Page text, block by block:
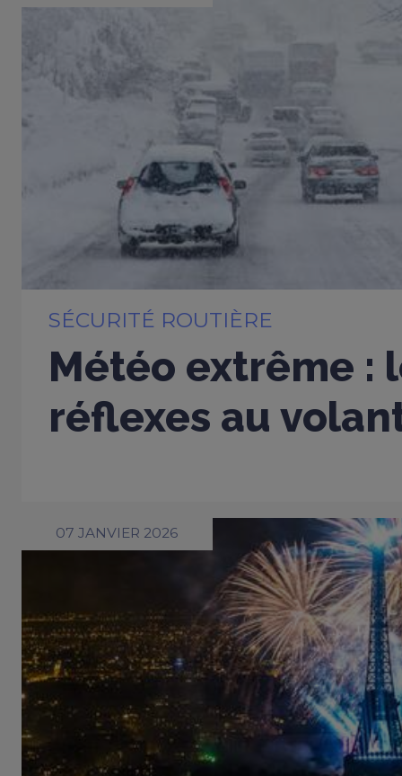
SÉCURITÉ ROUTIÈRE
Météo extrême :
réflexes au
07 JANVIER 2026